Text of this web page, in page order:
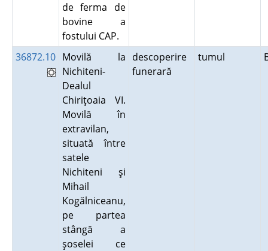
de ferma de
bovine a
fostului CAP.
36872.10 Movilă la
Nichiteni-
Dealul
Chiriţoaia VI.
Movilă în
extravilan,
situată între
satele
Nichiteni şi
Mihail
Kogălniceanu,
pe partea
stângă a
şoselei ce
descoperire
funerară
tumul